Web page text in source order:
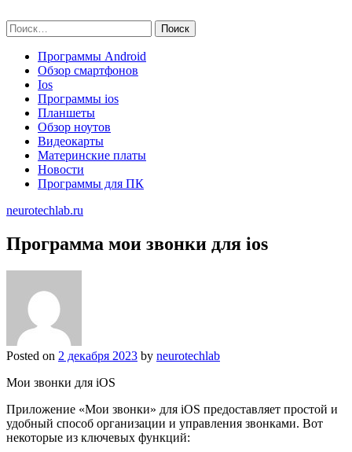
to
content
Найти:
Программы Android
Обзор смартфонов
Ios
Программы ios
Планшеты
Обзор ноутов
Видеокарты
Материнские платы
Новости
Программы для ПК
neurotechlab.ru
Программа мои звонки для ios
Posted on 2 декабря 2023 by neurotechlab
Мои звонки для iOS
Приложение «Мои звонки» для iOS предоставляет простой и
удобный способ организации и управления звонками. Вот
некоторые из ключевых функций: